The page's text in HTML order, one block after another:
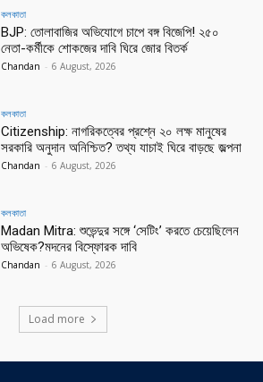
কলকাতা
BJP: তোলাবাজির অভিযোগে চাপে বঙ্গ বিজেপি! ২৫০
নেতা-কর্মীকে শোকজের দাবি ঘিরে জোর বিতর্ক
Chandan - 6 August, 2026
কলকাতা
Citizenship: নাগরিকত্বের প্রশ্নে ২০ লক্ষ মানুষের
সরকারি অনুদান অনিশ্চিত? তথ্য যাচাই ঘিরে বাড়ছে জল্পনা
Chandan - 6 August, 2026
কলকাতা
Madan Mitra: শুভেন্দুর সঙ্গে ‘সেটিং’ করতে চেয়েছিলেন
অভিষেক?মদনের বিস্ফোরক দাবি
Chandan - 6 August, 2026
Load more